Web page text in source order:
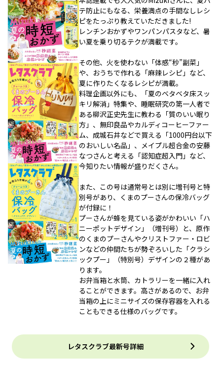
テ防止にもなる、栄養満点の手間なしレシ
ピをたっぷり教えていただきました!
レンチンおかずやワンパンパスタなど、暑
い夏を乗り切るテクが満載です。
その他、火を使わない「体感“秒”副菜」
や、おうちで作れる「麻辣レシピ」など、
夏に作りたくなるレシピが満載。
料理企画以外にも、「夏のベタベタ床スッ
キリ解消」特集や、睡眠研究の第一人者で
ある柳沢正史先生に教わる「質のいい眠り
方」、無印良品やカルディコーヒーファー
ム、成城石井などで買える「1000円台以下
のおいしい名品」、メイプル超合金の安藤
なつさんと考える「認知症超入門」など、
今知りたい情報が盛りだくさん。
また、この号は通常号とは別に増刊号と特
別号があり、くまのプーさんの保冷バッグ
が付録に！
プーさんが蜂を見ている姿がかわいい「ハ
ニーポットデザイン」（増刊号）と、原作
のくまのプーさんやクリストファー・ロビ
ンなどの仲間たちが勢ぞろいした「クラシ
ックプー」（特別号）デザインの２種があ
ります。
お弁当箱と水筒、カトラリーを一緒に入れ
ることができます。高さがあるので、お弁
当箱の上にミニサイズの保存容器を入れる
こともできる仕様のバッグです。
レタスクラブ最新号詳細